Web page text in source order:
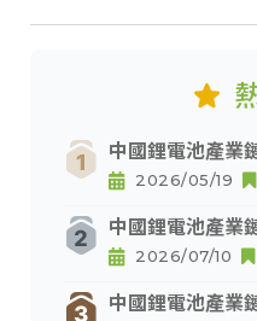
中國鋰電池產業
2026/05/19
中國鋰電池產業
2026/07/10
中國鋰電池產業